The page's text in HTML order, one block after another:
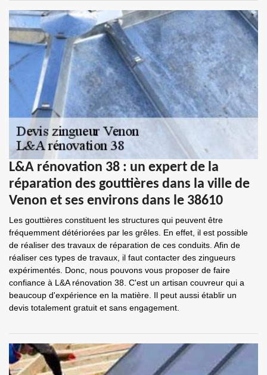
L&A rénovation 38 : un expert de la
réparation des gouttières dans la ville de
Venon et ses environs dans le 38610
Les gouttières constituent les structures qui peuvent être
fréquemment détériorées par les grêles. En effet, il est possible
de réaliser des travaux de réparation de ces conduits. Afin de
réaliser ces types de travaux, il faut contacter des zingueurs
expérimentés. Donc, nous pouvons vous proposer de faire
confiance à L&A rénovation 38. C'est un artisan couvreur qui a
beaucoup d'expérience en la matière. Il peut aussi établir un
devis totalement gratuit et sans engagement.